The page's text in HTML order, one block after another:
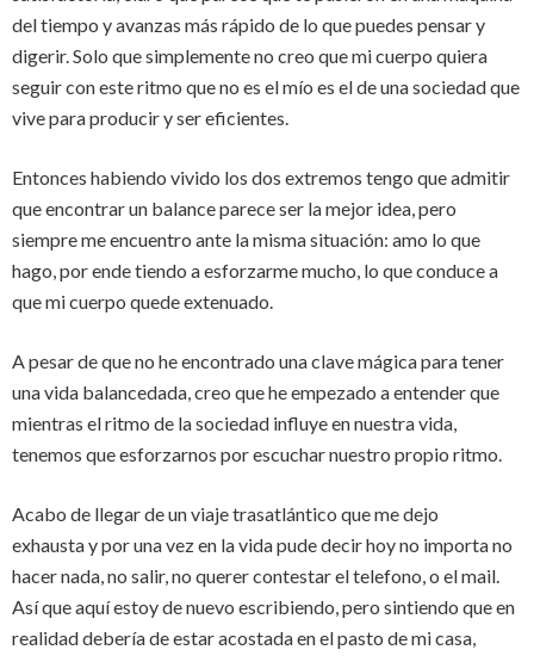
del tiempo y avanzas más rápido de lo que puedes pensar y
digerir. Solo que simplemente no creo que mi cuerpo quiera
seguir con este ritmo que no es el mío es el de una sociedad que
vive para producir y ser eficientes.
Entonces habiendo vivido los dos extremos tengo que admitir
que encontrar un balance parece ser la mejor idea, pero
siempre me encuentro ante la misma situación: amo lo que
hago, por ende tiendo a esforzarme mucho, lo que conduce a
que mi cuerpo quede extenuado.
A pesar de que no he encontrado una clave mágica para tener
una vida balancedada, creo que he empezado a entender que
mientras el ritmo de la sociedad influye en nuestra vida,
tenemos que esforzarnos por escuchar nuestro propio ritmo.
Acabo de llegar de un viaje trasatlántico que me dejo
exhausta y por una vez en la vida pude decir hoy no importa no
hacer nada, no salir, no querer contestar el telefono, o el mail.
Así que aquí estoy de nuevo escribiendo, pero sintiendo que en
realidad debería de estar acostada en el pasto de mi casa,